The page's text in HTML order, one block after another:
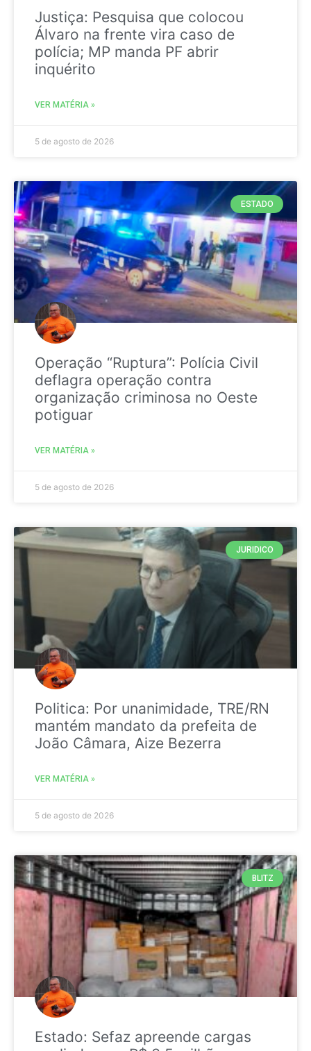
Justiça: Pesquisa que colocou
Álvaro na frente vira caso de
polícia; MP manda PF abrir
inquérito
VER MATÉRIA »
5 de agosto de 2026
ESTADO
Operação “Ruptura”: Polícia Civil
deflagra operação contra
organização criminosa no Oeste
potiguar
VER MATÉRIA »
5 de agosto de 2026
JURIDICO
Politica: Por unanimidade, TRE/RN
mantém mandato da prefeita de
João Câmara, Aize Bezerra
VER MATÉRIA »
5 de agosto de 2026
BLITZ
Estado: Sefaz apreende cargas